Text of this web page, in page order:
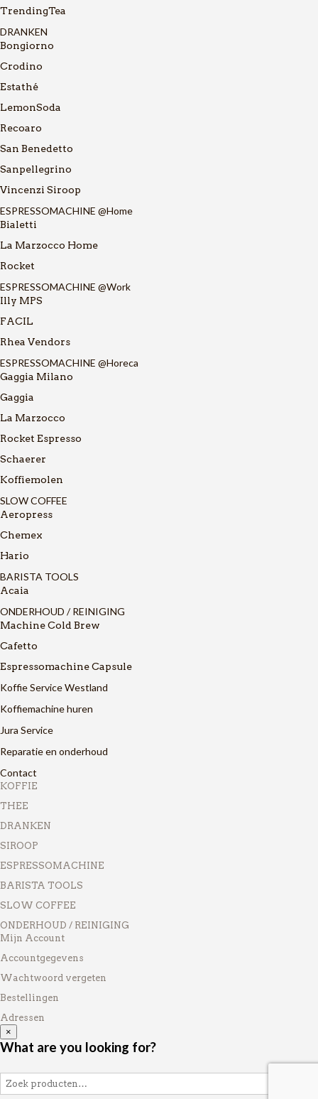
TrendingTea
DRANKEN
Bongiorno
Crodino
Estathé
LemonSoda
Recoaro
San Benedetto
Sanpellegrino
Vincenzi Siroop
ESPRESSOMACHINE @Home
Bialetti
La Marzocco Home
Rocket
ESPRESSOMACHINE @Work
Illy MPS
FACIL
Rhea Vendors
ESPRESSOMACHINE @Horeca
Gaggia Milano
Gaggia
La Marzocco
Rocket Espresso
Schaerer
Koffiemolen
SLOW COFFEE
Aeropress
Chemex
Hario
BARISTA TOOLS
Acaia
ONDERHOUD / REINIGING
Machine Cold Brew
Cafetto
Espressomachine Capsule
Koffie Service Westland
Koffiemachine huren
Jura Service
Reparatie en onderhoud
Contact
KOFFIE
THEE
DRANKEN
SIROOP
ESPRESSOMACHINE
BARISTA TOOLS
SLOW COFFEE
ONDERHOUD / REINIGING
Mijn Account
Accountgegevens
Wachtwoord vergeten
Bestellingen
Adressen
×
What are you looking for?